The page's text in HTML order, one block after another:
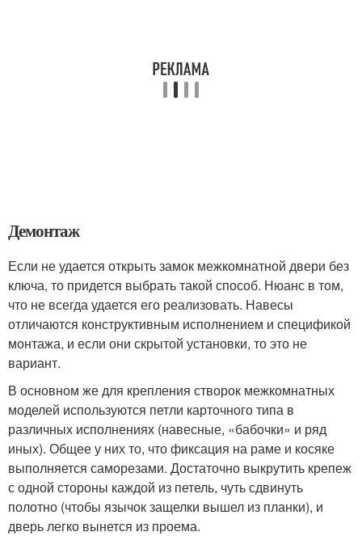
Демонтаж
Если не удается открыть замок межкомнатной двери без
ключа, то придется выбрать такой способ. Нюанс в том,
что не всегда удается его реализовать. Навесы
отличаются конструктивным исполнением и спецификой
монтажа, и если они скрытой установки, то это не
вариант.
В основном же для крепления створок межкомнатных
моделей используются петли карточного типа в
различных исполнениях (навесные, «бабочки» и ряд
иных). Общее у них то, что фиксация на раме и косяке
выполняется саморезами. Достаточно выкрутить крепеж
с одной стороны каждой из петель, чуть сдвинуть
полотно (чтобы язычок защелки вышел из планки), и
дверь легко вынется из проема.